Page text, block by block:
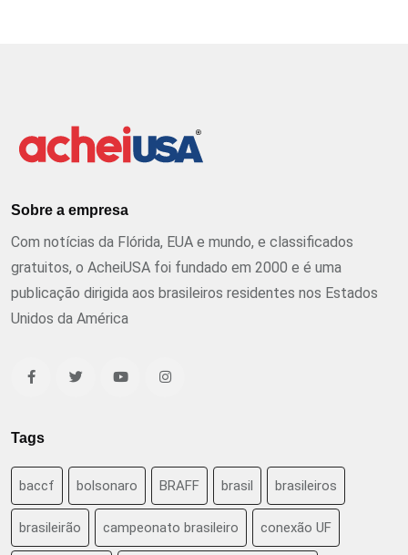
Sobre a empresa
Com notícias da Flórida, EUA e mundo, e classificados
gratuitos, o AcheiUSA foi fundado em 2000 e é uma
publicação dirigida aos brasileiros residentes nos Estados
Unidos da América
Tags
baccf bolsonaro BRAFF brasil brasileiros
brasileirão campeonato brasileiro conexão UF